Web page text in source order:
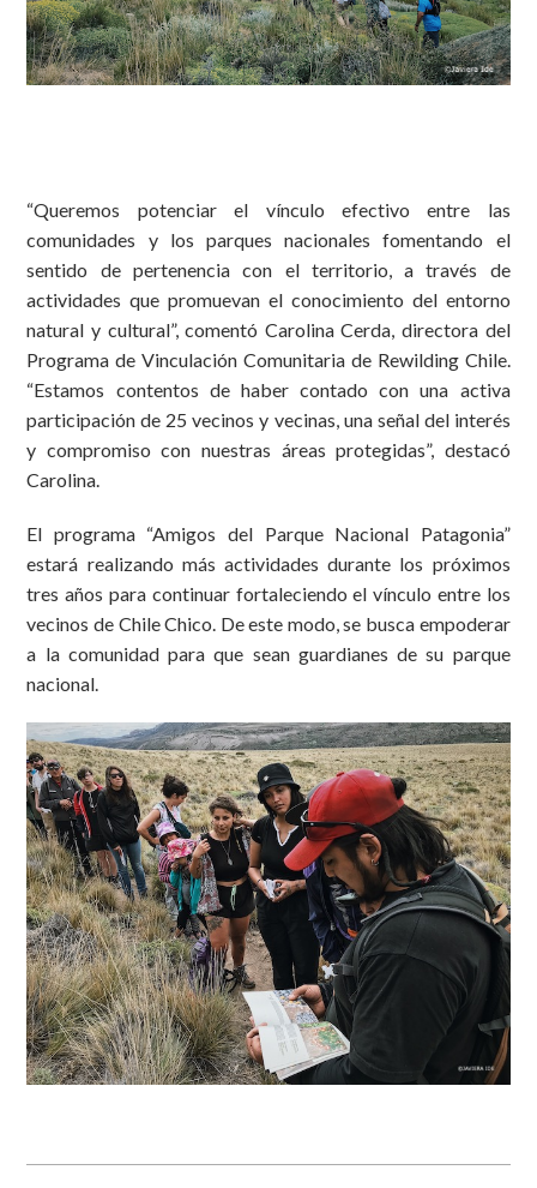
“Queremos potenciar el vínculo efectivo entre las
comunidades y los parques nacionales fomentando el
sentido de pertenencia con el territorio, a través de
actividades que promuevan el conocimiento del entorno
natural y cultural”, comentó Carolina Cerda, directora del
Programa de Vinculación Comunitaria de Rewilding Chile.
“Estamos contentos de haber contado con una activa
participación de 25 vecinos y vecinas, una señal del interés
y compromiso con nuestras áreas protegidas”, destacó
Carolina.
El programa “Amigos del Parque Nacional Patagonia”
estará realizando más actividades durante los próximos
tres años para continuar fortaleciendo el vínculo entre los
vecinos de Chile Chico. De este modo, se busca empoderar
a la comunidad para que sean guardianes de su parque
nacional.